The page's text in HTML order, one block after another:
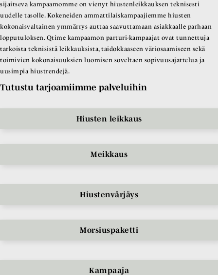
sijaitseva kampaamomme on vienyt hiustenleikkauksen teknisesti
uudelle tasolle. Kokeneiden ammattilaiskampaajiemme hiusten
kokonaisvaltainen ymmärrys auttaa saavuttamaan asiakkaalle parhaan
lopputuloksen. Qtime kampaamon parturi-kampaajat ovat tunnettuja
tarkoista teknisistä leikkauksista, taidokkaaseen väriosaamiseen sekä
toimivien kokonaisuuksien luomisen soveltaen sopivuusajattelua ja
uusimpia hiustrendejä.
Tutustu tarjoamiimme palveluihin
Hiusten leikkaus
Meikkaus
Hiustenvärjäys
Morsiuspaketti
Kampaaja